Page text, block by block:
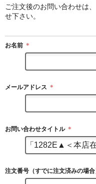
ご注文後のお問い合わせは
せ下さい。
お名前 ＊
メールアドレス ＊
お問い合わせタイトル ＊
注文番号（すでに注文済みの場合